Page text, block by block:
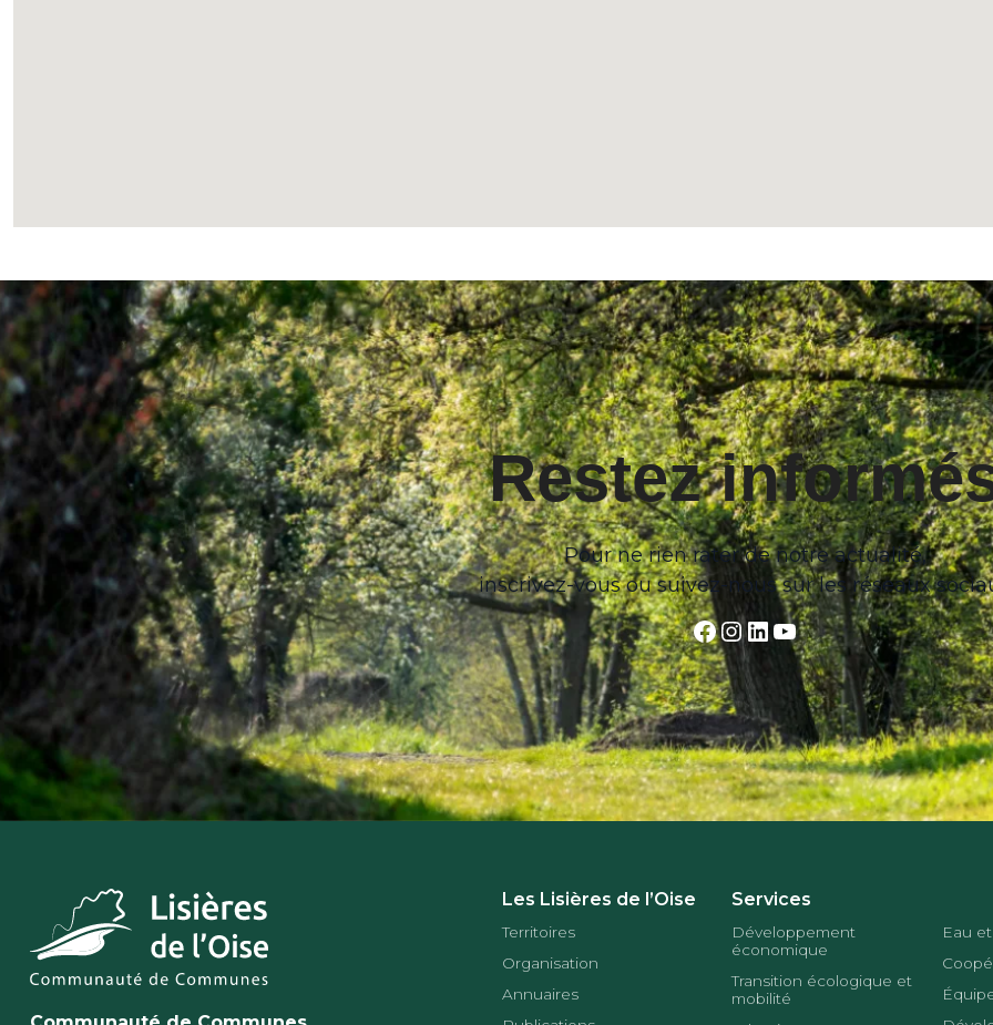
Restez
Pour ne rien rater de notre actualité,
inscrivez-vous ou suivez-nous sur les réseaux
Facebook
Instagram
LinkedIn
YouTube
Les Lisières de l’Oise
Territoires
Organisation
Annuaires
Services
Développement
économique
Transition écologique et
mobilité
Eau